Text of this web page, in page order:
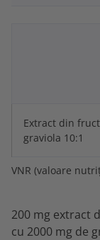
Extract din
graviola 10:1
VNR (valoare
200 mg extract
cu 2000 mg de